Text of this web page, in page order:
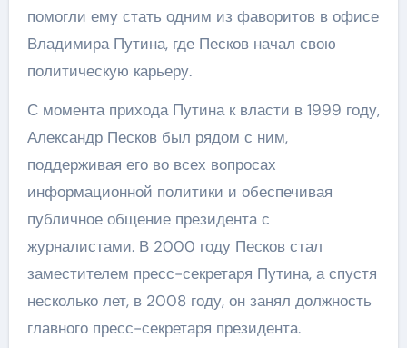
помогли ему стать одним из фаворитов в офисе
Владимира Путина, где Песков начал свою
политическую карьеру.
С момента прихода Путина к власти в 1999 году,
Александр Песков был рядом с ним,
поддерживая его во всех вопросах
информационной политики и обеспечивая
публичное общение президента с
журналистами. В 2000 году Песков стал
заместителем пресс-секретаря Путина, а спустя
несколько лет, в 2008 году, он занял должность
главного пресс-секретаря президента.